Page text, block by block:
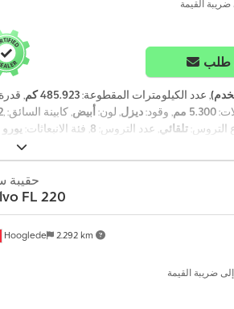
القيمة
طلب
, عدد الكيلومترات المقطوعة:485.923 كم ,
5.300 مم , وقود:ديزل, لون: أبيض, كابينة السائق:
التروس: تلقائي, عدد التروس: 8, فئة الانبعاثات: يورو 6
, طول مساحة
2.380 مم , سنة الصنع:2018, معدات:بلوتوث,
مرآة كهربائية, نظام التحكم في الجر, نظام الفرامل المانعة للانغلاق (ABS)
Hooglede 2.292 km
حقيبة
FL 220
ضريبة القيمة